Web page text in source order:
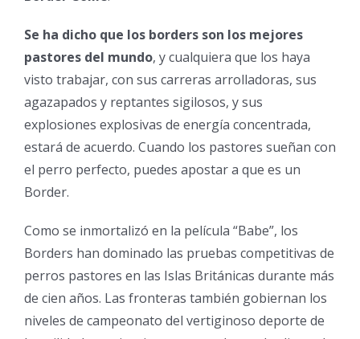
Se ha dicho que los borders son los mejores
pastores del mundo, y cualquiera que los haya
visto trabajar, con sus carreras arrolladoras, sus
agazapados y reptantes sigilosos, y sus
explosiones explosivas de energía concentrada,
estará de acuerdo. Cuando los pastores sueñan con
el perro perfecto, puedes apostar a que es un
Border.
Como se inmortalizó en la película “Babe”, los
Borders han dominado las pruebas competitivas de
perros pastores en las Islas Británicas durante más
de cien años. Las fronteras también gobiernan los
niveles de campeonato del vertiginoso deporte de